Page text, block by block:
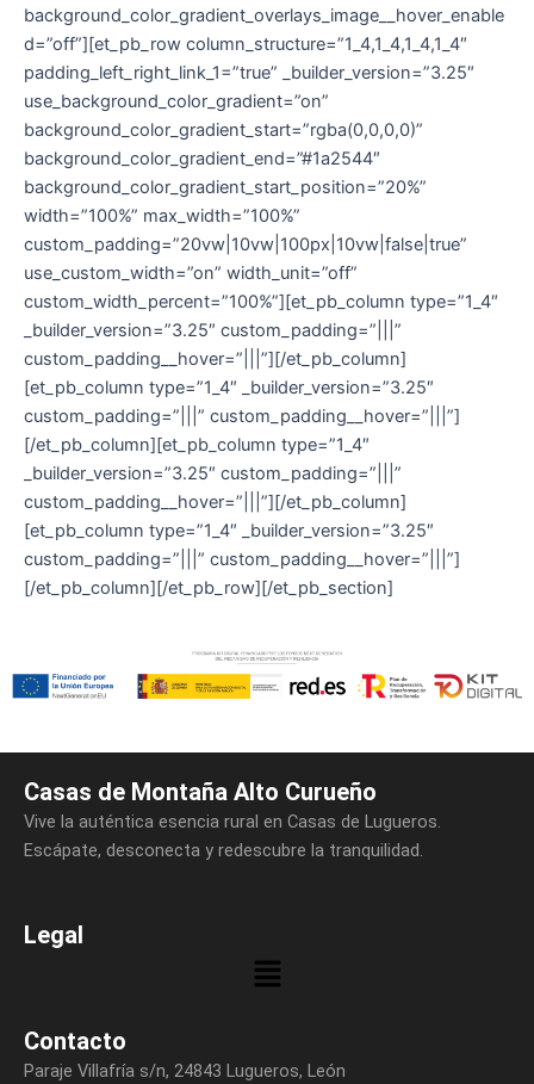
background_color_gradient_overlays_image__hover_enable
d=”off”][et_pb_row column_structure=”1_4,1_4,1_4,1_4″
padding_left_right_link_1=”true” _builder_version=”3.25″
use_background_color_gradient=”on”
background_color_gradient_start=”rgba(0,0,0,0)”
background_color_gradient_end=”#1a2544″
background_color_gradient_start_position=”20%”
width=”100%” max_width=”100%”
custom_padding=”20vw|10vw|100px|10vw|false|true”
use_custom_width=”on” width_unit=”off”
custom_width_percent=”100%”][et_pb_column type=”1_4″
_builder_version=”3.25″ custom_padding=”|||”
custom_padding__hover=”|||”][/et_pb_column]
[et_pb_column type=”1_4″ _builder_version=”3.25″
custom_padding=”|||” custom_padding__hover=”|||”]
[/et_pb_column][et_pb_column type=”1_4″
_builder_version=”3.25″ custom_padding=”|||”
custom_padding__hover=”|||”][/et_pb_column]
[et_pb_column type=”1_4″ _builder_version=”3.25″
custom_padding=”|||” custom_padding__hover=”|||”]
[/et_pb_column][/et_pb_row][/et_pb_section]
Casas de Montaña Alto Curueño
Vive la auténtica esencia rural en Casas de Lugueros.
Escápate, desconecta y redescubre la tranquilidad.
Legal
Menú
Contacto
Paraje Villafría s/n, 24843 Lugueros, León